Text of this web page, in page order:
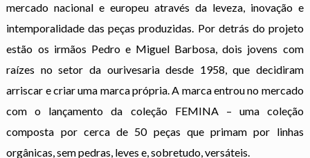
mercado nacional e europeu através da leveza, inovação e
intemporalidade das peças produzidas. Por detrás do projeto
estão os irmãos Pedro e Miguel Barbosa, dois jovens com
raízes no setor da ourivesaria desde 1958, que decidiram
arriscar e criar uma marca própria. A marca entrou no mercado
com o lançamento da coleção FEMINA – uma coleção
composta por cerca de 50 peças que primam por linhas
orgânicas, sem pedras, leves e, sobretudo, versáteis.